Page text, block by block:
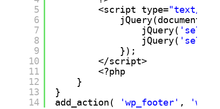
5
6
7
8
9
10
11
12
13
14
<script type="text/
jQuery(
jQuery(
});
</script>
<?php
}
}
add_action(
'wp_footer' ,